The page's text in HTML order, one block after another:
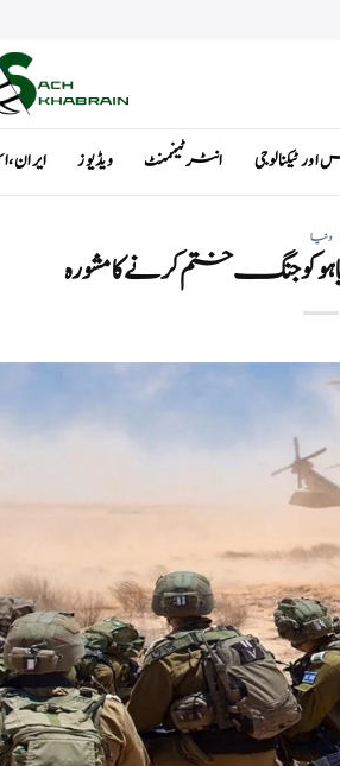
ٹیکنالوجی انٹرٹینمنٹ ویڈیوز
دنیا
یاہو کو جنگ ختم کرنے کا مشورہ